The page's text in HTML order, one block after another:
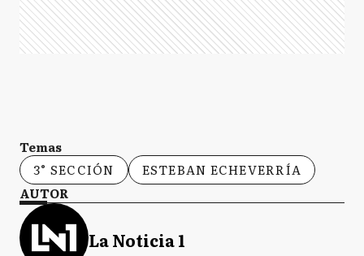
Temas
3° SECCIÓN
ESTEBAN ECHEVERRÍA
AUTOR
La Noticia 1